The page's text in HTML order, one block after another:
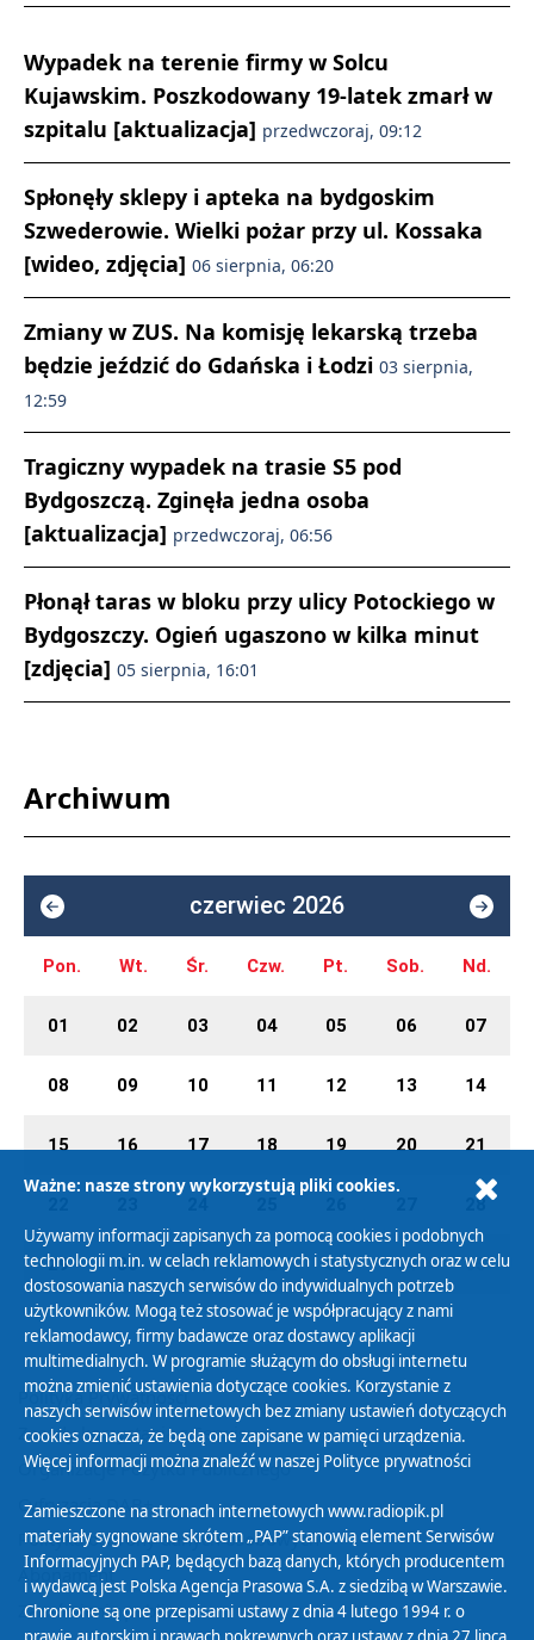
Wypadek na terenie firmy w Solcu
Kujawskim. Poszkodowany 19-latek zmarł w
szpitalu [aktualizacja] przedwczoraj, 09:12
Spłonęły sklepy i apteka na bydgoskim
Szwederowie. Wielki pożar przy ul. Kossaka
[wideo, zdjęcia] 06 sierpnia, 06:20
Zmiany w ZUS. Na komisję lekarską trzeba
będzie jeździć do Gdańska i Łodzi 03 sierpnia,
12:59
Tragiczny wypadek na trasie S5 pod
Bydgoszczą. Zginęła jedna osoba
[aktualizacja] przedwczoraj, 06:56
Płonął taras w bloku przy ulicy Potockiego w
Bydgoszczy. Ogień ugaszono w kilka minut
[zdjęcia] 05 sierpnia, 16:01
Archiwum
czerwiec 2026
Pon. Wt. Śr. Czw. Pt. Sob. Nd.
01 02 03 04 05 06 07
08 09 10 11 12 13 14
15 16 17 18 19 20 21
28
29 30 01 02 03 04 05
Polityka Prywatności
Zasady korzystania z Serwisu
Organizacje Pożytku Publicznego
Cyfryzacja DAB+
Polityka ochrony danych osobowych
Abonament
Zamówienia publiczne
Ważne: nasze strony wykorzystują pliki cookies.
Używamy informacji zapisanych za pomocą cookies i podobnych
technologii m.in. w celach reklamowych i statystycznych oraz w celu
dostosowania naszych serwisów do indywidualnych potrzeb
użytkowników. Mogą też stosować je współpracujący z nami
reklamodawcy, firmy badawcze oraz dostawcy aplikacji
multimedialnych. W programie służącym do obsługi internetu
można zmienić ustawienia dotyczące cookies. Korzystanie z
naszych serwisów internetowych bez zmiany ustawień dotyczących
cookies oznacza, że będą one zapisane w pamięci urządzenia.
Więcej informacji można znaleźć w naszej Polityce prywatności
Zamieszczone na stronach internetowych www.radiopik.pl
materiały sygnowane skrótem „PAP” stanowią element Serwisów
Informacyjnych PAP, będących bazą danych, których producentem
i wydawcą jest Polska Agencja Prasowa S.A. z siedzibą w Warszawie.
Chronione są one przepisami ustawy z dnia 4 lutego 1994 r. o